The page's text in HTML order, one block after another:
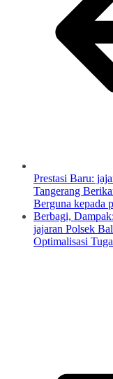
Prestasi Baru:
Tangerang
Berguna kepada
Berbagi,
jajaran Polsek
Optimalisasi